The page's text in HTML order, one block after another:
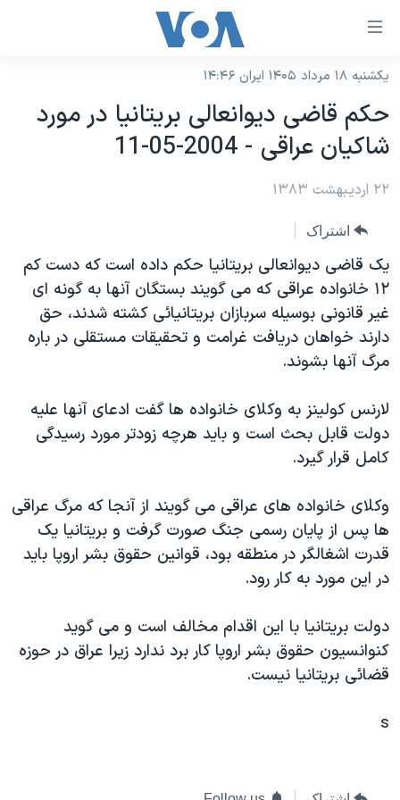
لینکهای
دسترسی
جهش
محتوای
اصلی
جهش
صفحه
اصلی
جهش
به
جستجو
نسخه سبک وب‌سایت
موضوع ها
ایران
آمریکا
جهان
ورزشی
گزیده‌ها
ویژه برنامه‌ها
فرهنگ و زندگی
حقوق شهروندی
علم و فناوری
اسرائیل در جنگ
گالری عکس
برنامه های تلویزیونی
جدول برنامه ها
صفحه‌های ویژه
جام جهانی ۲۰۲۶
عملیات خشم حماسی
۲۵۰سالگی آمریکا
مستندها
انتخابات ریاست جمهوری آمریکا ۲۰۲۴
رمز مهسا
ورزش زنان در ایران
اعتراضات زن، زندگی، آزادی
تریبونال مردمی آبان ۹۸
دادگاه حمید نوری
فرکانس‌های صدای آمریکا
پخش رادیویی
یادگیری زبان انگلیسی
دنبال کنید
زبانهای مختلف
یکشنبه ۱۸ مرداد ۱۴۰۵ ایران ۱۴:۴۶
حکم قاضی ديوانعالی بريتانيا در مورد
شاکيان عراقی - 2004-05-11
۲۲ اردیبهشت ۱۳۸۳
اشتراک
يک قاضی ديوانعالی بريتانيا حکم داده است که دست کم
۱۲ خانواده عراقی که می گويند بستگان آنها به گونه ای
غير قانونی بوسيله سربازان بريتانيائی کشته شدند، حق
دارند خواهان دريافت غرامت و تحقيقات مستقلی در باره
مرگ آنها بشوند.
لارنس کولينز به وکلای خانواده ها گفت ادعای آنها عليه
دولت قابل بحث است و بايد هرچه زودتر مورد رسيدگی
کامل قرار گيرد.
وکلای خانواده های عراقی می گويند از آنجا که مرگ عراقی
ها پس از پايان رسمی جنگ صورت گرفت و بريتانيا يک
قدرت اشغالگر در منطقه بود، قوانين حقوق بشر اروپا بايد
در اين مورد به کار رود.
دولت بريتانيا با اين اقدام مخالف است و می گويد
کنوانسيون حقوق بشر اروپا کار برد ندارد زيرا عراق در حوزه
قضائی بريتانيا نيست.
s